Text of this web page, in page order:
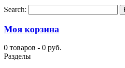
Search:
Моя корзина
0 товаров - 0 руб.
Разделы